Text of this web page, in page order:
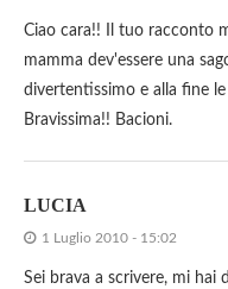
Ciao cara!! Il tuo racconto
mamma dev'essere una
divertentissimo e alla fine
Bravissima!! Bacioni.
LUCIA
1 Luglio 2010 - 15:02
Sei brava a scrivere, mi hai